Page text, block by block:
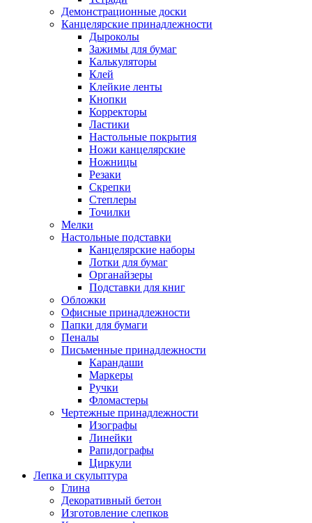
Демонстрационные доски
Канцелярские принадлежности
Дыроколы
Зажимы для бумаг
Калькуляторы
Клей
Клейкие ленты
Кнопки
Корректоры
Ластики
Настольные покрытия
Ножи канцелярские
Ножницы
Резаки
Скрепки
Степлеры
Точилки
Мелки
Настольные подставки
Канцелярские наборы
Лотки для бумаг
Органайзеры
Подставки для книг
Обложки
Офисные принадлежности
Папки для бумаги
Пеналы
Письменные принадлежности
Карандаши
Маркеры
Ручки
Фломастеры
Чертежные принадлежности
Изографы
Линейки
Рапидографы
Циркули
Лепка и скульптура
Глина
Декоративный бетон
Изготовление слепков